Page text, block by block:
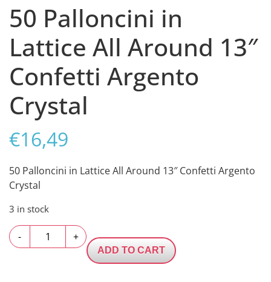
50 Palloncini in
Lattice All Around 13″
Confetti Argento
Crystal
€16,49
50 Palloncini in Lattice All Around 13″ Confetti Argento
Crystal
3 in stock
-
Palloncini
+
ADD TO CART